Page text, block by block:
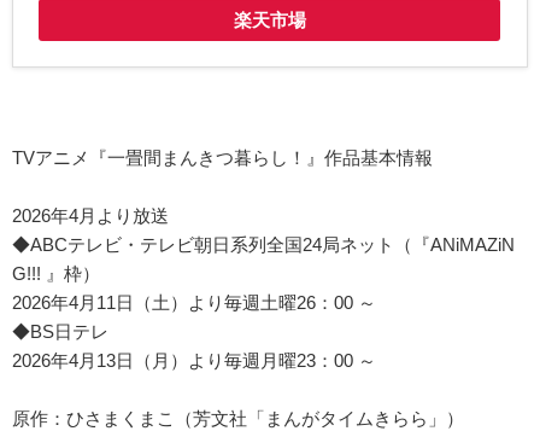
楽天市場
TVアニメ『一畳間まんきつ暮らし！』作品基本情報
2026年4月より放送
◆ABCテレビ・テレビ朝日系列全国24局ネット（『ANiMAZiN
G!!! 』枠）
2026年4月11日（土）より毎週土曜26：00 ～
◆BS日テレ
2026年4月13日（月）より毎週月曜23：00 ～
原作：ひさまくまこ（芳文社「まんがタイムきらら」）